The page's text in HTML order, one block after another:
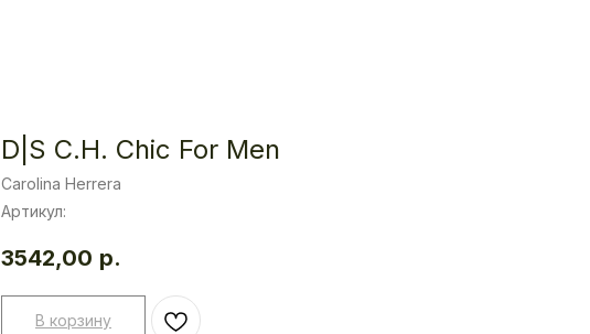
D|S C.H. Chic For Men
Carolina Herrera
Артикул:
3542,00 р.
В корзину